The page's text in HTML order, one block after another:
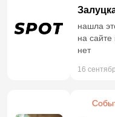
нашла
на сайте
нет
16